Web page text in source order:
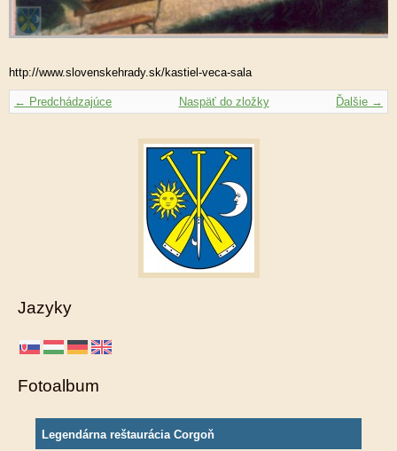
http://www.slovenskehrady.sk/kastiel-veca-sala
← Predchádzajúce Ďalšie →
Naspäť do zložky
Jazyky
Fotoalbum
Legendárna reštaurácia Corgoň